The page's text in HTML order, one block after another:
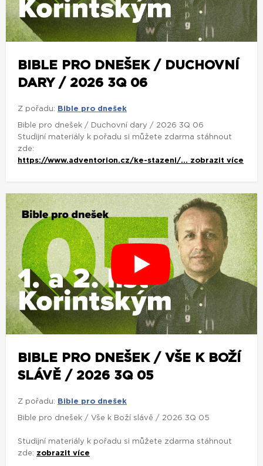
BIBLE PRO DNEŠEK / DUCHOVNÍ
DARY / 2026 3Q 06
Z pořadu: Bible pro dnešek
Bible pro dnešek / Duchovní dary / 2026 3Q 06
Studijní materiály k pořadu si můžete zdarma stáhnout
zde:
https://www.adventorion.cz/ke-stazeni/... zobrazit více
BIBLE PRO DNEŠEK / VŠE K BOŽÍ
SLÁVĚ / 2026 3Q 05
Z pořadu: Bible pro dnešek
Bible pro dnešek / Vše k Boží slávě / 2026 3Q 05
Studijní materiály k pořadu si můžete zdarma stáhnout
zde: zobrazit více